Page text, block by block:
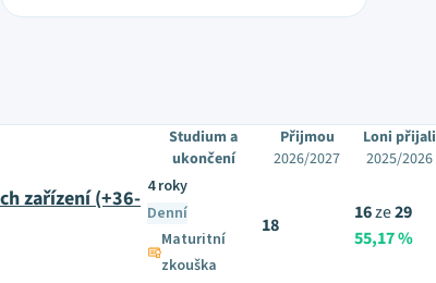
Studium a
ukončení
Přijmou
2026/2027
Loni přijali
2025/2026
zařízení (+36- 4 roky
Denní
Maturitní
zkouška
18
16ze29
55,17 %